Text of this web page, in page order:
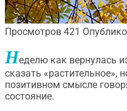
Просмотров 421
Неделю как вернулась
сказать «растительное»,
позитивном смысле
состояние.